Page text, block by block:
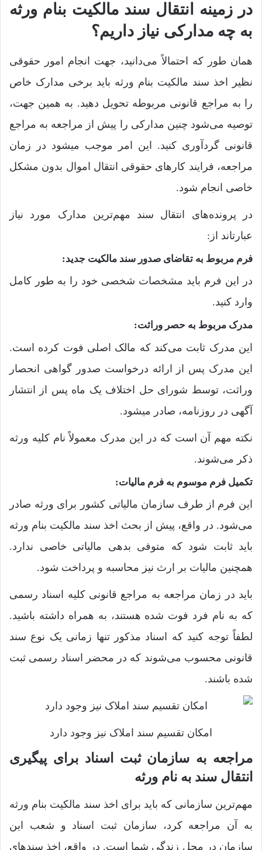
در زمینه انتقال سند مالکیت بنام ورثه
به چه مدارکی نیاز داریم؟
همان طور که احتمالاً می‌دانید، جهت انجام امور حقوقی
نظیر اخذ سند مالکیت بنام ورثه باید برخی مدارک خاص
را به مراجع قانونی مربوطه تحویل دهید. به همین جهت،
توصیه می‌شود چنین مدارکی را پیش از مراجعه به مراجع
قانونی گردآوری کنید. این امر موجب میشود در زمان
مراجعه، فرایند کارهای حقوقی انتقال اموال بدون مشکل
خاصی انجام شود.
در پرونده‌های انتقال سند مهم‌ترین مدارک مورد نیاز
عبارتاند از:
فرم مربوط به تقاضای صدور سند مالکیت جدید:
در این فرم باید مشخصات شخصی خود را به طور کامل
وارد کنید.
مدرک مربوط به حصر وراثت:
این مدرک ثابت می‌کند که مالک اصلی فوت کرده است.
این مدرک پس از ارائه درخواست صدور گواهی انحصار
وراثت، توسط شورای حل اختلاف یک ماه پس از انتشار
آگهی در روزنامه، صادر میشود.
نکته مهم آن است که در این مدرک معمولاً‌ نام کلیه ورثه
ذکر می‌شوند.
تکمیل فرم موسوم به فرم مالیات:
این فرم از طرف سازمان مالیاتی کشور برای ورثه صادر
می‌شود. در واقع، پیش از بحث اخذ سند مالکیت بنام ورثه
باید ثابت شود که متوفی بدهی مالیاتی خاصی ندارد.
همچنین مالیات بر ارث نیز محاسبه و پرداخت شود.
باید در زمان مراجعه به مراجع قانونی کلیه اسناد رسمی
که به نام فرد فوت شده هستند، به همراه داشته باشید.
لطفاً توجه کنید که اسناد مذکور تنها زمانی یک نوع سند
قانونی محسوب می‌شوند که در محضر اسناد رسمی ثبت
شده باشند.
امکان تقسیم سند املاک نیز وجود دارد
مراجعه به سازمان ثبت اسناد برای پیگیری
انتقال سند به نام ورثه
مهم‌ترین سازمانی که باید برای اخذ سند مالکیت بنام ورثه
به آن مراجعه کرد، سازمان ثبت اسناد و شعب این
سازمان در محل زندگی شما است. در واقع، اخذ سند‌های